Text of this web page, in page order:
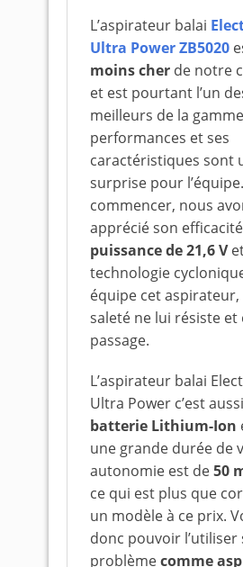
L’aspirateur balai
Ultra Power ZB5020
moins cher de notre
et est pourtant l’un
meilleurs de la
performances et ses
caractéristiques sont
surprise pour
commencer, nous
apprécié son
puissance de 21,6 V
technologie
équipe cet
saleté ne lui résiste et
passage.
L’aspirateur balai
Ultra Power c’est aussi
batterie Lithium-Ion
une grande durée de
autonomie est de50
ce qui est plus que
un modèle à ce prix.
donc pouvoir l’utiliser
problèmecomme